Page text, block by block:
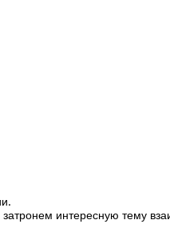
интересную тему